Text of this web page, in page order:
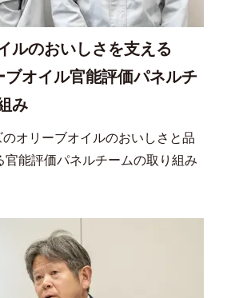
ルのおいしさを支える
オイル官能評価パネルチ
み
オリーブオイルのおいしさと品
官能評価パネルチームの取り組み